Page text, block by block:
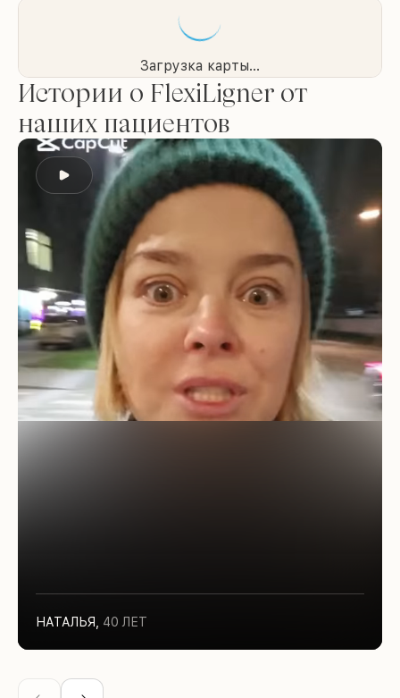
Загрузка карты...
Истории о FlexiLigner от
наших пациентов
НАТАЛЬЯ 40 ЛЕТ